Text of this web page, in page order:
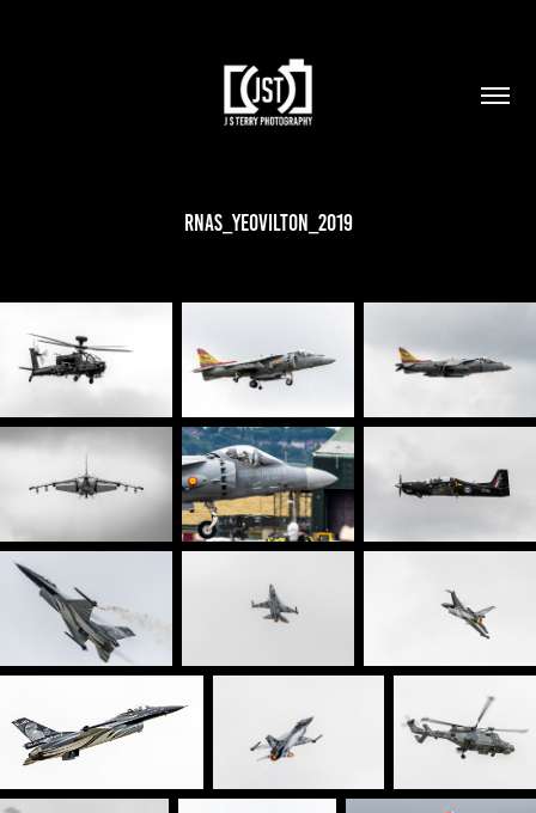
RNAS_Yeovilton_2019